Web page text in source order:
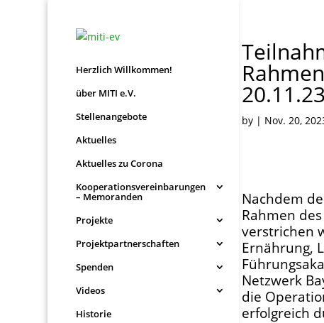
Herzlich Willkommen!
über MITI e.V.
Stellenangebote
Aktuelles
Aktuelles zu Corona
Kooperationsvereinbarungen
– Memoranden
Projekte
Projektpartnerschaften
Spenden
Videos
Historie
20.11.23
by | Nov. 20,
Nachdem
Rahmen
verstrichen
Ernährung,
Netzwerk
die
erfolgreich